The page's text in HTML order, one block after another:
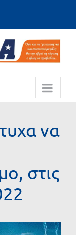
να
στις